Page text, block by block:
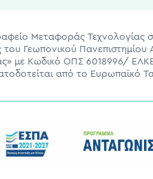
Μεταφοράς
Γεωπονικού
με Κωδικό ΟΠΣ 6018996/
από το Ευρωπαϊκό